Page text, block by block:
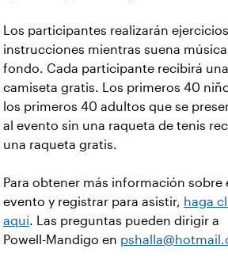
Los participantes realizarán
instrucciones mientras suena
fondo. Cada participante recibirá una
camiseta gratis. Los primeros 40
los primeros 40 adultos que se
al evento sin una raqueta de tenis
una raqueta gratis.
Para obtener más información sobre
evento y registrar para asistir, haga
aquí. Las preguntas pueden dirigir a
Powell-Mandigo en